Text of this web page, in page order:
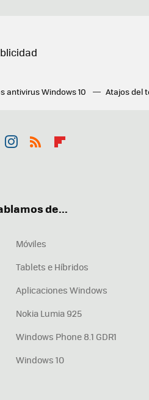
antivirus Windows 10 Atajos del
de...
Móviles
Tablets e Híbridos
Aplicaciones Windows
Nokia Lumia 925
Windows Phone 8.1 GDR1
Windows 10